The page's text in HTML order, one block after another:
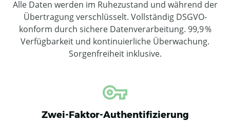
Alle Daten werden im Ruhezustand und während der
Übertragung verschlüsselt. Vollständig DSGVO-
konform durch sichere Datenverarbeitung. 99,9 %
Verfügbarkeit und kontinuierliche Überwachung.
Sorgenfreiheit inklusive.
Zwei-Faktor-Authentifizierung